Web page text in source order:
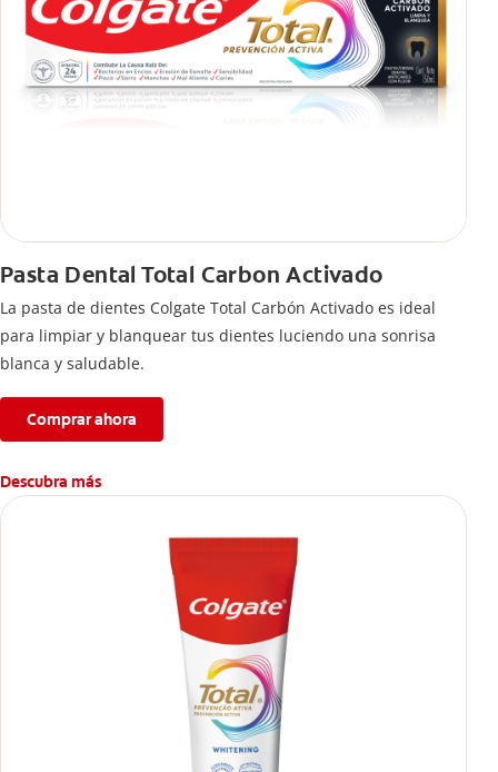
Pasta Dental Total Carbon Activado
La pasta de dientes Colgate Total Carbón Activado es ideal
para limpiar y blanquear tus dientes luciendo una sonrisa
blanca y saludable.
Comprar ahora
Descubra más